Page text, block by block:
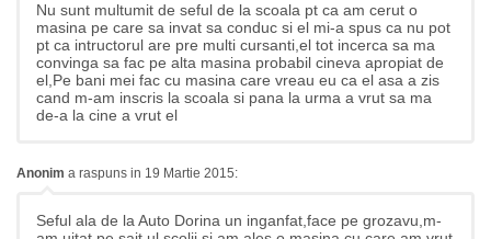
Nu sunt multumit de seful de la scoala pt ca am cerut o
masina pe care sa invat sa conduc si el mi-a spus ca nu pot
pt ca intructorul are pre multi cursanti,el tot incerca sa ma
convinga sa fac pe alta masina probabil cineva apropiat de
el,Pe bani mei fac cu masina care vreau eu ca el asa a zis
cand m-am inscris la scoala si pana la urma a vrut sa ma
de-a la cine a vrut el
Anonim a raspuns in 19 Martie 2015:
Seful ala de la Auto Dorina un inganfat,face pe grozavu,m-